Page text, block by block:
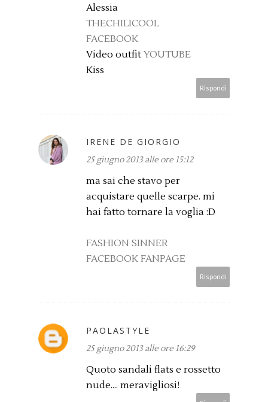
Alessia
THECHILICOOL
FACEBOOK
Video outfit YOUTUBE
Kiss
Rispondi
IRENE DE GIORGIO
25 giugno 2013 alle ore 15:12
ma sai che stavo per
acquistare quelle scarpe. mi
hai fatto tornare la voglia :D
FASHION SINNER
FACEBOOK FANPAGE
Rispondi
PAOLASTYLE
25 giugno 2013 alle ore 16:29
Quoto sandali flats e rossetto
nude.... meravigliosi!